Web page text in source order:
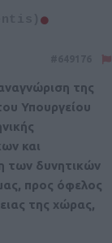
της
Υπουργείου
και
των δυνητικών
προς όφελος
της χώρας,